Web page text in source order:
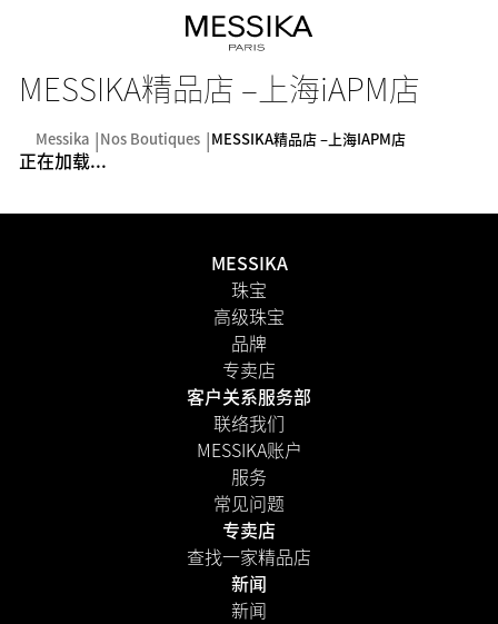
MESSIKA精品店 –上海iAPM店
Messika Nos Boutiques MESSIKA精品店 –上海iAPM店
正在加载...
MESSIKA
珠宝
高级珠宝
品牌
专卖店
客户关系服务部
联络我们
MESSIKA账户
服务
常见问题
专卖店
查找一家精品店
新闻
新闻